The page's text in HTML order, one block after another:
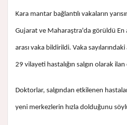
Kara mantar bağlantılı vakaların
Gujarat ve Maharaştra'da görüldü En
arası vaka bildirildi. Vaka
29 vilayeti hastalığın salgın olarak ilan
Doktorlar, salgından etkilenen
yeni merkezlerin hızla dolduğunu